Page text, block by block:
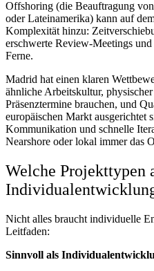
Offshoring (die Beauftragung
oder Lateinamerika) kann auf
Komplexität hinzu:
erschwerte Review-Meetings
Ferne.
Madrid hat einen klaren
ähnliche Arbeitskultur,
Präsenztermine brauchen, und
europäischen Markt ausgerichtet
Kommunikation und schnelle
Nearshore oder lokal immer das
Welche Projekttypen
Nicht alles braucht individuelle
Leitfaden:
Sinnvoll als